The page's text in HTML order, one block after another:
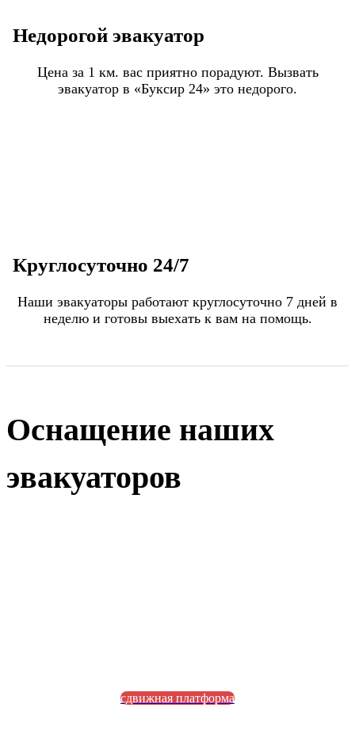
Недорогой эвакуатор
Цена за 1 км. вас приятно порадуют. Вызвать
эвакуатор в «Буксир 24» это недорого.
Круглосуточно 24/7
Наши эвакуаторы работают круглосуточно 7 дней в
неделю и готовы выехать к вам на помощь.
Оснащение наших
эвакуаторов
сдвижная платформа